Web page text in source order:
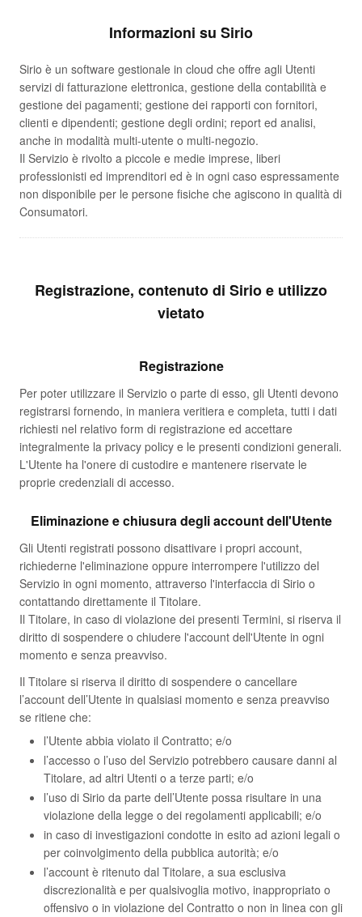
Informazioni su Sirio
Sirio è un software gestionale in cloud che offre agli Utenti
servizi di fatturazione elettronica, gestione della contabilità e
gestione dei pagamenti; gestione dei rapporti con fornitori,
clienti e dipendenti; gestione degli ordini; report ed analisi,
anche in modalità multi-utente o multi-negozio.
Il Servizio è rivolto a piccole e medie imprese, liberi
professionisti ed imprenditori ed è in ogni caso espressamente
non disponibile per le persone fisiche che agiscono in qualità di
Consumatori.
Registrazione, contenuto di Sirio e utilizzo
vietato
Registrazione
Per poter utilizzare il Servizio o parte di esso, gli Utenti devono
registrarsi fornendo, in maniera veritiera e completa, tutti i dati
richiesti nel relativo form di registrazione ed accettare
integralmente la privacy policy e le presenti condizioni generali.
L'Utente ha l'onere di custodire e mantenere riservate le
proprie credenziali di accesso.
Eliminazione e chiusura degli account dell'Utente
Gli Utenti registrati possono disattivare i propri account,
richiederne l'eliminazione oppure interrompere l'utilizzo del
Servizio in ogni momento, attraverso l'interfaccia di Sirio o
contattando direttamente il Titolare.
Il Titolare, in caso di violazione dei presenti Termini, si riserva il
diritto di sospendere o chiudere l'account dell'Utente in ogni
momento e senza preavviso.
Il Titolare si riserva il diritto di sospendere o cancellare
l’account dell’Utente in qualsiasi momento e senza preavviso
se ritiene che:
l’Utente abbia violato il Contratto; e/o
l’accesso o l’uso del Servizio potrebbero causare danni al
Titolare, ad altri Utenti o a terze parti; e/o
l’uso di Sirio da parte dell’Utente possa risultare in una
violazione della legge o dei regolamenti applicabili; e/o
in caso di investigazioni condotte in esito ad azioni legali o
per coinvolgimento della pubblica autorità; e/o
l’account è ritenuto dal Titolare, a sua esclusiva
discrezionalità e per qualsivoglia motivo, inappropriato o
offensivo o in violazione del Contratto o non in linea con gli